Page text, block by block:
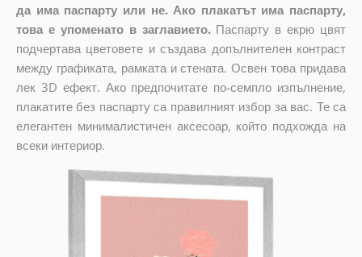
да има паспарту или не. Ако плакатът има паспарту,
това е упоменато в заглавието. Паспарту в екрю цвят
подчертава цветовете и създава допълнителен контраст
между графиката, рамката и стената. Освен това придава
лек 3D ефект. Ако предпочитате по-семпло изпълнение,
плакатите без паспарту са правилният избор за вас. Те са
елегантен минималистичен аксесоар, който подхожда на
всеки интериор.